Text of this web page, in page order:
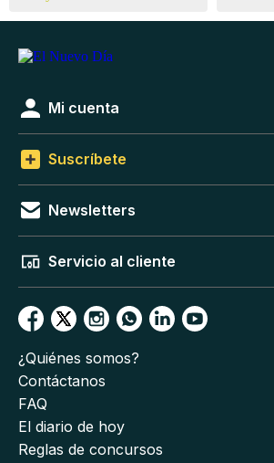
Mi cuenta
Suscríbete
Newsletters
Servicio al cliente
¿Quiénes somos?
Contáctanos
FAQ
El diario de hoy
Reglas de concursos